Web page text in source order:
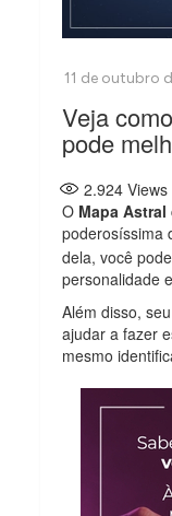
Veja
pode
2.924 Views
O Mapa Astral
poderosíssima
dela, você
personalidade
Além disso,
ajudar a fazer
mesmo